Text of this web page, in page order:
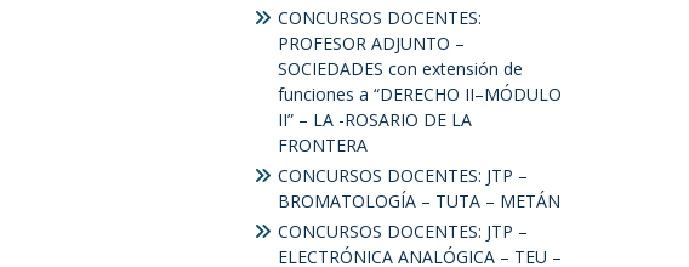
CONCURSOS DOCENTES:
PROFESOR ADJUNTO –
SOCIEDADES con extensión de
funciones a “DERECHO II–MÓDULO
II” – LA -ROSARIO DE LA
FRONTERA
CONCURSOS DOCENTES: JTP –
BROMATOLOGÍA – TUTA – METÁN
CONCURSOS DOCENTES: JTP –
ELECTRÓNICA ANALÓGICA – TEU –